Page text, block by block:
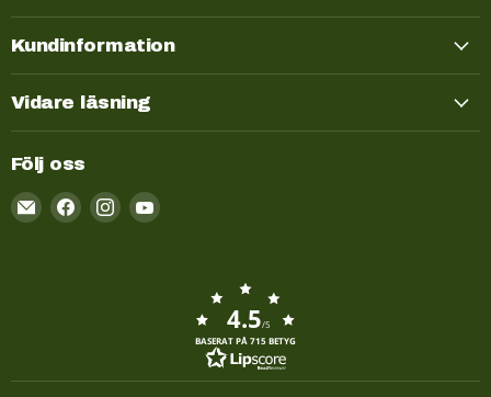
Kundinformation
Vidare läsning
Följ oss
Email
Kayakstore.se
4.5/5
BASERAT PÅ 715 BETYG